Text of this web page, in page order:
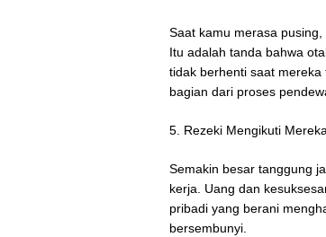
Saat kamu merasa
Itu adalah tanda bahwa
tidak berhenti saat
bagian dari proses
5. Rezeki Mengikuti
Semakin besar tanggung
kerja. Uang dan
pribadi yang berani
bersembunyi.